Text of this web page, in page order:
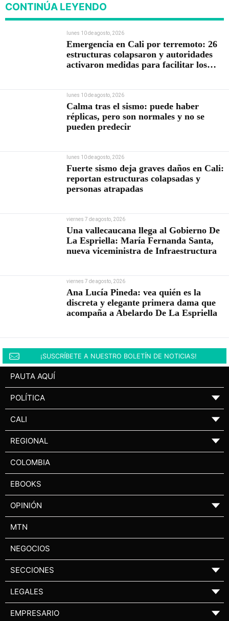
CONTINÚA LEYENDO
lunes 10 de agosto, 2026
Emergencia en Cali por terremoto: 26
estructuras colapsaron y autoridades
activaron medidas para facilitar los
lunes 10 de agosto, 2026
Calma tras el sismo: puede haber
réplicas, pero son normales y no se
pueden predecir
lunes 10 de agosto, 2026
Fuerte sismo deja graves daños en Cali:
reportan estructuras colapsadas y
personas atrapadas
viernes 7 de agosto, 2026
Una vallecaucana llega al Gobierno De
La Espriella: María Fernanda Santa,
nueva viceministra de Infraestructura
viernes 7 de agosto, 2026
Ana Lucía Pineda: vea quién es la
discreta y elegante primera dama que
acompaña a Abelardo De La Espriella
¡SUSCRÍBETE A NUESTRO BOLETÍN DE NOTICIAS!
PAUTA AQUÍ
POLÍTICA ▼
CALI ▼
REGIONAL ▼
COLOMBIA
EBOOKS
OPINIÓN ▼
MTN
NEGOCIOS
SECCIONES ▼
LEGALES ▼
EMPRESARIO ▼